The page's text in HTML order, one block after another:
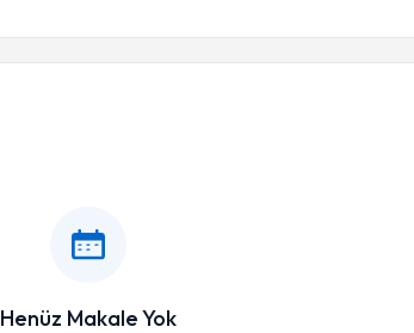
Henüz Makale Yok